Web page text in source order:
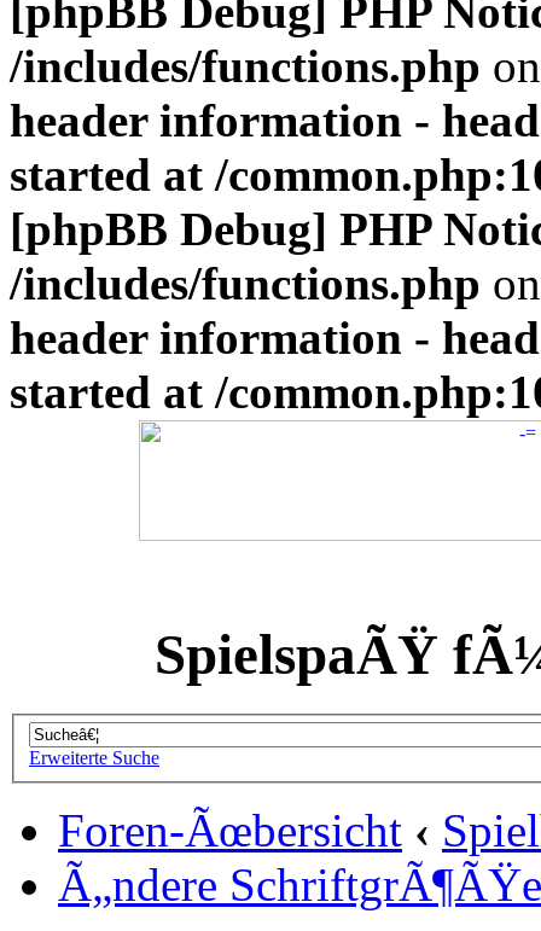
[phpBB Debug] PHP
/includes/functions.php
header information -
started at /
[phpBB Debug] PHP
/includes/functions.php
header information -
started at /
SpielspaÃŸ
Erweiterte Suche
Foren-Ãœbersicht ‹
Ã„ndere SchriftgrÃ¶ÃŸe